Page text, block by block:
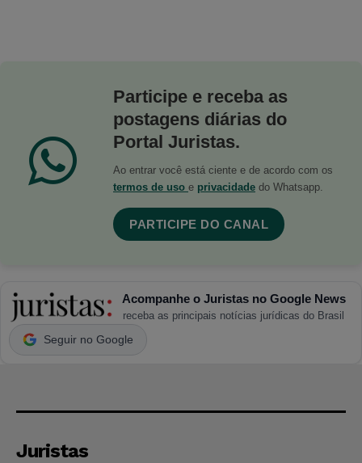
Participe e receba as
postagens diárias do
Portal Juristas.
Ao entrar você está ciente e de acordo com os
termos de uso e privacidade do Whatsapp.
PARTICIPE DO CANAL
Acompanhe o Juristas no Google News
receba as principais notícias jurídicas do Brasil
Seguir no Google
Juristas